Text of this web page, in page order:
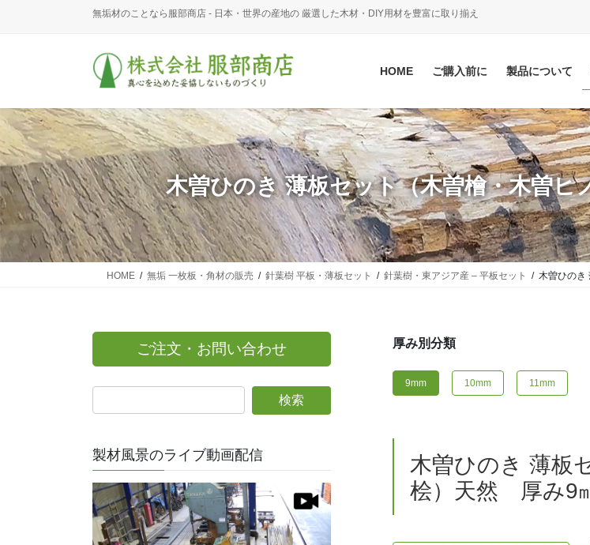
移
動
ン
に
移
動
無垢材のことなら服部商店 - 日本・世界の産地の 厳選した木材・DIY用材を豊富に取り揃え
HOME ご購入前に 製品について
木曽ひのき 薄板セット（木曽檜・木曽
HOME 無垢 一枚板・角材の販売 針葉樹 平板・薄板セット 針葉樹・東アジア産 – 平板セット 木曽ひのき
厚み別分類
9mm 10mm 11mm
木曽ひのき 薄板
桧）天然 厚み9
ご注文・お問い合わせ
製材風景のライブ動画配信